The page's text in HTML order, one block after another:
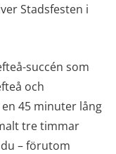
Stadsfesten i
succén som
och
45 minuter lång
tre timmar
– förutom